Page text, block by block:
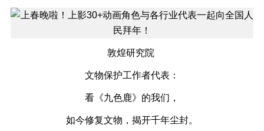
敦煌研究院
文物保护工作者代表：
看《九色鹿》的我们，
如今修复文物，揭开千年尘封。